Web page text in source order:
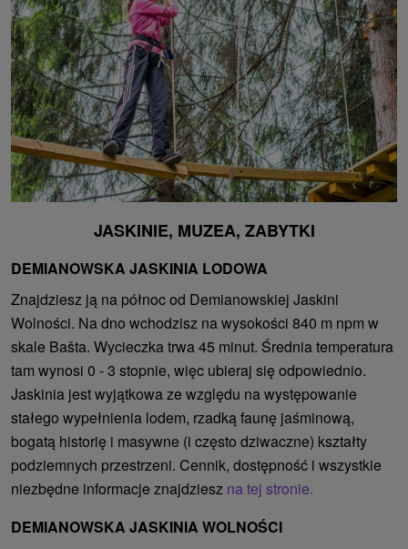
JASKINIE, MUZEA, ZABYTKI
DEMIANOWSKA JASKINIA LODOWA
Znajdziesz ją na północ od Demianowskiej Jaskini
Wolności. Na dno wchodzisz na wysokości 840 m npm w
skale Bašta. Wycieczka trwa 45 minut. Średnia temperatura
tam wynosi 0 - 3 stopnie, więc ubieraj się odpowiednio.
Jaskinia jest wyjątkowa ze względu na występowanie
stałego wypełnienia lodem, rzadką faunę jaśminową,
bogatą historię i masywne (i często dziwaczne) kształty
podziemnych przestrzeni. Cennik, dostępność i wszystkie
niezbędne informacje znajdziesz na tej stronie.
DEMIANOWSKA JASKINIA WOLNOŚCI